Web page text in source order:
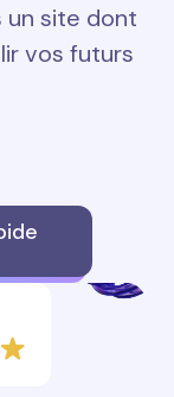
un site dont
vos futurs